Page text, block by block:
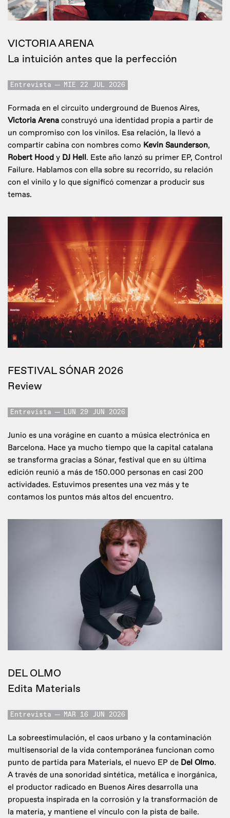
VICTORIA ARENA
La intuición antes que la perfección
Entrevista MIE 22 JUL 2026
Formada en el circuito underground de Buenos Aires,
Victoria Arena construyó una identidad propia a partir de
un compromiso con los vinilos. Esa relación, la llevó a
compartir cabina con nombres como Kevin Saunderson,
Robert Hood y DJ Hell. Este año lanzó su primer EP, Control
Failure. Hablamos con ella sobre su recorrido, su relación
con el vinilo y lo que significó comenzar a producir sus
temas.
FESTIVAL SÓNAR 2026
Review
Entrevista LUN 29 JUN 2026
Junio es una vorágine en cuanto a música electrónica en
Barcelona. Hace ya mucho tiempo que la capital catalana
se transforma gracias a Sónar, festival que en su última
edición reunió a más de 150.000 personas en casi 200
actividades. Estuvimos presentes una vez más y te
contamos los puntos más altos del encuentro.
DEL OLMO
Edita Materials
Entrevista MAR 16 JUN 2026
La sobreestimulación, el caos urbano y la contaminación
multisensorial de la vida contemporánea funcionan como
punto de partida para Materials, el nuevo EP de Del Olmo.
A través de una sonoridad sintética, metálica e inorgánica,
el productor radicado en Buenos Aires desarrolla una
propuesta inspirada en la corrosión y la transformación de
la materia, y mantiene el vínculo con la pista de baile.